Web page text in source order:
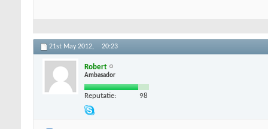
21st May 2012, 20:23
Robert
Ambasador
Reputatie: 98